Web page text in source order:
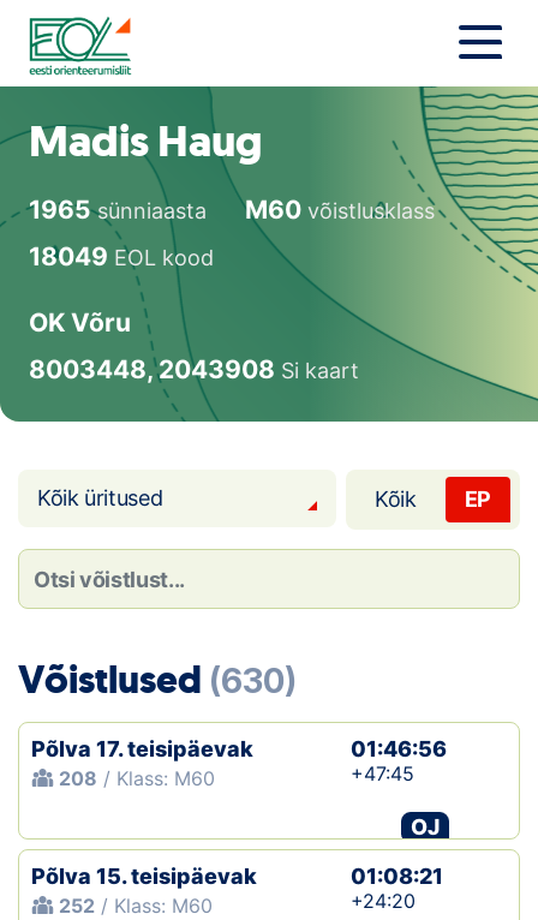
Liigu
sisu
juurde
Estonian Orienteering Federation
Uudised
Orienteerujale
Eesti Orienteerumine 100!
Toetamine
Telli litsents!
Noored
Kaardid
Koondised
Madis Haug
1965sünniaasta M60 võistlusklass
18049 EOL kood
OK Võru
8003448, 2043908 Si kaart
Kõik üritused Kõik EP
Võistlused (630)
Põlva 17. teisipäevak
208 / Klass: M60
01:46:56
+47:45
OJ
Põlva 15. teisipäevak
252 / Klass: M60
01:08:21
+24:20